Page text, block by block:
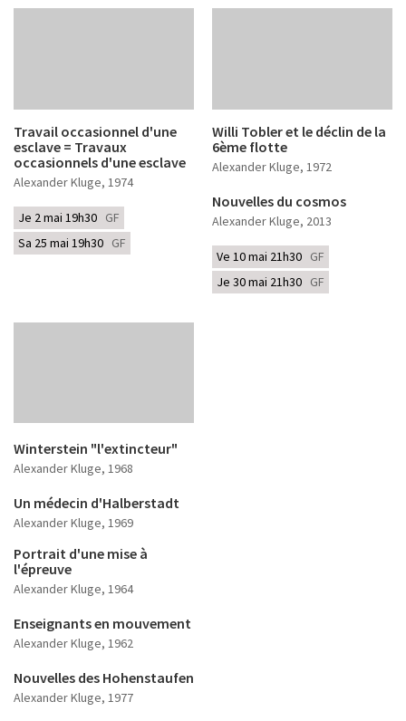
Travail occasionnel d'une
esclave = Travaux
occasionnels d'une esclave
Alexander Kluge, 1974
Je 2 mai 19h30 GF
Sa 25 mai 19h30 GF
Willi Tobler et le déclin de la
6ème flotte
Alexander Kluge, 1972
Nouvelles du cosmos
Alexander Kluge, 2013
Ve 10 mai 21h30 GF
Je 30 mai 21h30 GF
Winterstein "l'extincteur"
Alexander Kluge, 1968
Un médecin d'Halberstadt
Alexander Kluge, 1969
Portrait d'une mise à
l'épreuve
Alexander Kluge, 1964
Enseignants en mouvement
Alexander Kluge, 1962
Nouvelles des Hohenstaufen
Alexander Kluge, 1977